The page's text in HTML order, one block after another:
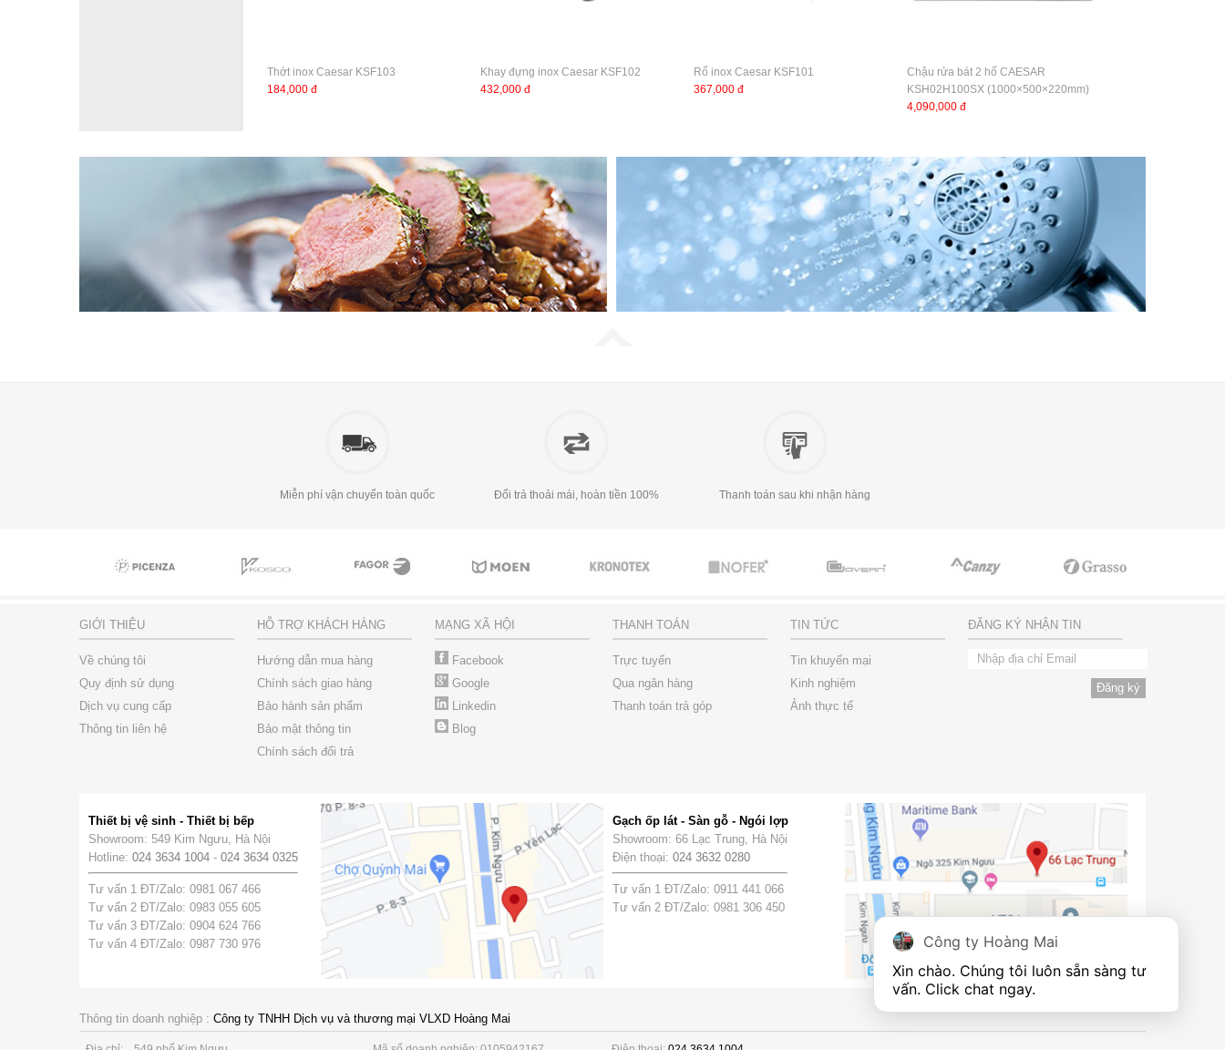
Thớt inox Caesar KSF103
184,000 đ
Khay đựng inox Caesar KSF102
432,000 đ
Rổ inox Caesar KSF101
367,000 đ
Chậu rửa bát 2 hố CAESAR
KSH02H100SX (1000×500×220mm)
4,090,000 đ
Miễn phí vận chuyển toàn quốc Đổi trả thoải mái, hoàn tiền 100% Thanh toán sau khi nhận hàng
GIỚI THIỆU
Về chúng tôi
Quy định sử dụng
Dịch vụ cung cấp
Thông tin liên hệ
HỖ TRỢ KHÁCH HÀNG
Hướng dẫn mua hàng
Chính sách giao hàng
Bảo hành sản phẩm
Bảo mật thông tin
Chính sách đổi trả
MẠNG XÃ HỘI
Facebook
Google
Linkedin
Blog
THANH TOÁN
Trực tuyến
Qua ngân hàng
Thanh toán trả góp
TIN TỨC
Tin khuyến mại
Kinh nghiệm
Ảnh thực tế
ĐĂNG KÝ NHẬN TIN
Thiết bị vệ sinh - Thiết bị bếp
Showroom: 549 Kim Ngưu, Hà Nội
Hotline: 024 3634 1004 - 024 3634 0325
Tư vấn 1 ĐT/Zalo: 0981 067 466
Tư vấn 2 ĐT/Zalo: 0983 055 605
Tư vấn 3 ĐT/Zalo: 0904 624 766
Tư vấn 4 ĐT/Zalo: 0987 730 976
Gạch ốp lát - Sàn gỗ - Ngói lợp
Showroom: 66 Lạc Trung, Hà Nội
Điện thoại: 024 3632 0280
Tư vấn 1 ĐT/Zalo: 0911 441 066
Tư vấn 2 ĐT/Zalo: 0981 306 450
Thông tin doanh nghiệp : Công ty TNHH Dịch vụ và thương mại VLXD Hoàng Mai
Công ty Hoàng Mai
Xin chào. Chúng tôi luôn sẵn sàng tư
vấn. Click chat ngay.